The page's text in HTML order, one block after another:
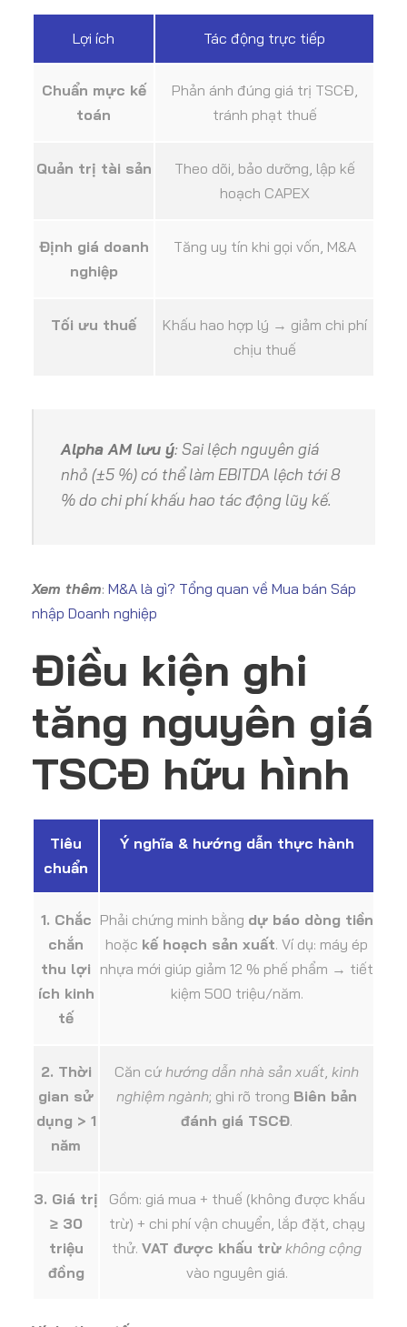
Lợi ích Tác động trực tiếp
Chuẩn mực kế
toán
Phản ánh đúng giá trị TSCĐ,
tránh phạt thuế
Quản trị tài sản
Theo dõi, bảo dưỡng, lập kế
hoạch CAPEX
Định giá doanh
nghiệp
Tăng uy tín khi gọi vốn, M&A
Tối ưu thuế
Khấu hao hợp lý → giảm chi phí
chịu thuế
Alpha AM lưu ý: Sai lệch nguyên giá
nhỏ (±5 %) có thể làm EBITDA lệch tới 8
%do chi phí khấu hao tác động lũy kế.
Xem thêm: M&A là gì? Tổng quan về Mua bán Sáp
nhập Doanh nghiệp
Điều kiện ghi
tăng nguyên giá
TSCĐ hữu hình
Tiêu
chuẩn
Ý nghĩa & hướng dẫn thực hành
1. Chắc
chắn
thu lợi
ích kinh
tế
Phải chứng minh bằng dự báo dòng tiền
hoặc kế hoạch sản xuất. Ví dụ: máy ép
nhựa mới giúp giảm 12 % phế phẩm → tiết
kiệm 500 triệu/năm.
2. Thời
gian sử
dụng > 1
năm
Căn cứ hướng dẫn nhà sản xuất kinh
nghiệm ngành; ghi rõ trong Biên bản
đánh giá TSCĐ.
3. Giá trị
≥ 30
triệu
đồng
Gồm: giá mua + thuế (không được khấu
trừ) + chi phí vận chuyển, lắp đặt, chạy
thử. VAT được khấu trừ không cộng
vào nguyên giá.